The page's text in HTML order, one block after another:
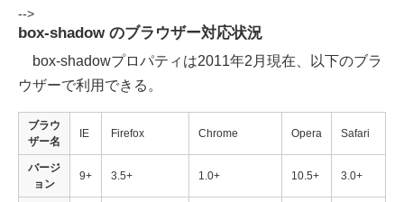
-->
box-shadow のブラウザー対応状況
box-shadowプロパティは2011年2月現在、以下のブラ
ウザーで利用できる。
ブラウ
ザー名
IE Firefox Chrome Opera Safari
バージ
ョン
9+ 3.5+ 1.0+ 10.5+ 3.0+